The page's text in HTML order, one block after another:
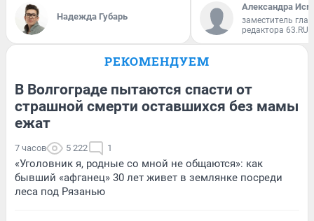
Надежда Губарь
Александра
заместитель
редактора 63.RU
РЕКОМЕНДУЕМ
В Волгограде пытаются спасти от
страшной смерти оставшихся без мамы
ежат
7 часов 5 222 1
«Уголовник я, родные со мной не общаются»: как
бывший «афганец» 30 лет живет в землянке посреди
леса под Рязанью